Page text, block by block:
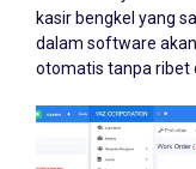
kasir bengkel yang
dalam software
otomatis tanpa ribet